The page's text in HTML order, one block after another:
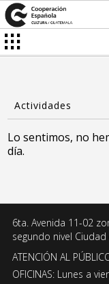
Lo sentimos, no
día.
6ta. Avenida 11-02
segundo nivel
ATENCIÓN AL
OFICINAS: Lunes a